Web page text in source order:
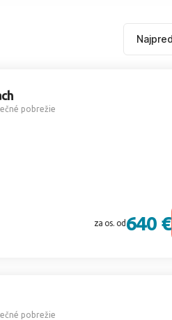
pobrežie
za os. od 640 €
pobrežie